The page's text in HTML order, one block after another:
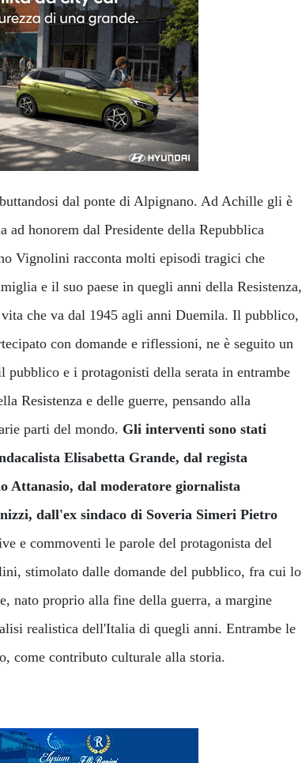
dal ponte di Alpignano. Ad Achille gli è
ad honorem dal Presidente della Repubblica
Vignolini racconta molti episodi tragici che
e il suo paese in quegli anni della Resistenza,
vita che va dal 1945 agli anni Duemila. Il pubblico,
con domande e riflessioni, ne è seguito un
pubblico e i protagonisti della serata in entrambe
Resistenza e delle guerre, pensando alla
parti del mondo. Gli interventi sono stati
Elisabetta Grande, dal regista
Attanasio, dal moderatore giornalista
dall'ex sindaco di Soveria Simeri Pietro
e commoventi le parole del protagonista del
stimolato dalle domande del pubblico, fra cui lo
nato proprio alla fine della guerra, a margine
realistica dell'Italia di quegli anni. Entrambe le
come contributo culturale alla storia.